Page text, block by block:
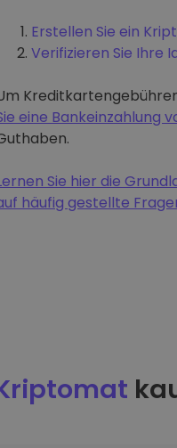
Erstellen Sie ein
Verifizieren Sie Ihre
eine Bankeinzahlung
Sie hier die
häufig gestellte